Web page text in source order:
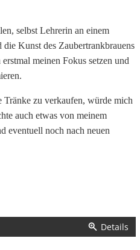
selbst Lehrerin an einem
Kunst des Zaubertrankbrauens
meinen Fokus setzen und
Tränke zu verkaufen, würde mich
auch etwas von meinem
eventuell noch nach neuen
Details